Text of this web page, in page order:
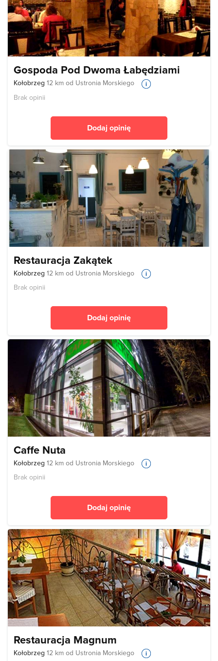
Gospoda Pod Dwoma Łabędziami
Kołobrzeg 12 km od Ustronia Morskiego
Brak opinii
Dodaj opinię
Restauracja Zakątek
Kołobrzeg 12 km od Ustronia Morskiego
Brak opinii
Dodaj opinię
Caffe Nuta
Kołobrzeg 12 km od Ustronia Morskiego
Brak opinii
Dodaj opinię
Restauracja Magnum
Kołobrzeg 12 km od Ustronia Morskiego